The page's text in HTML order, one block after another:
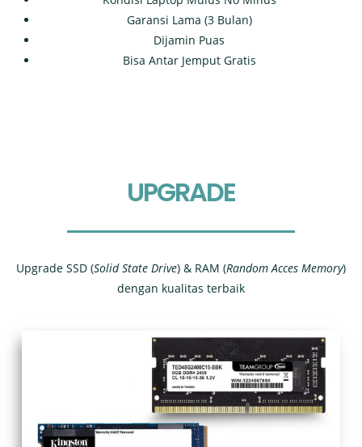
Garansi Lama (3 Bulan)
Dijamin Puas
Bisa Antar Jemput Gratis
UPGRADE
Upgrade SSD (Solid State Drive) & RAM (Random Acces Memory)
dengan kualitas terbaik